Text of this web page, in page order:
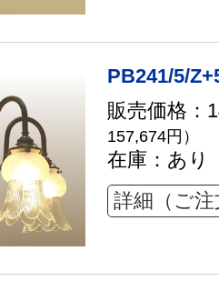
PB241/5/
販売価格：
157,674円）
在庫：あり
詳細（ご